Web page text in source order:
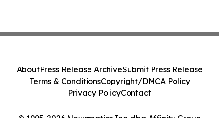
AboutPress Release ArchiveSubmit Press Release
Terms & ConditionsCopyright/DMCA Policy
Privacy PolicyContact